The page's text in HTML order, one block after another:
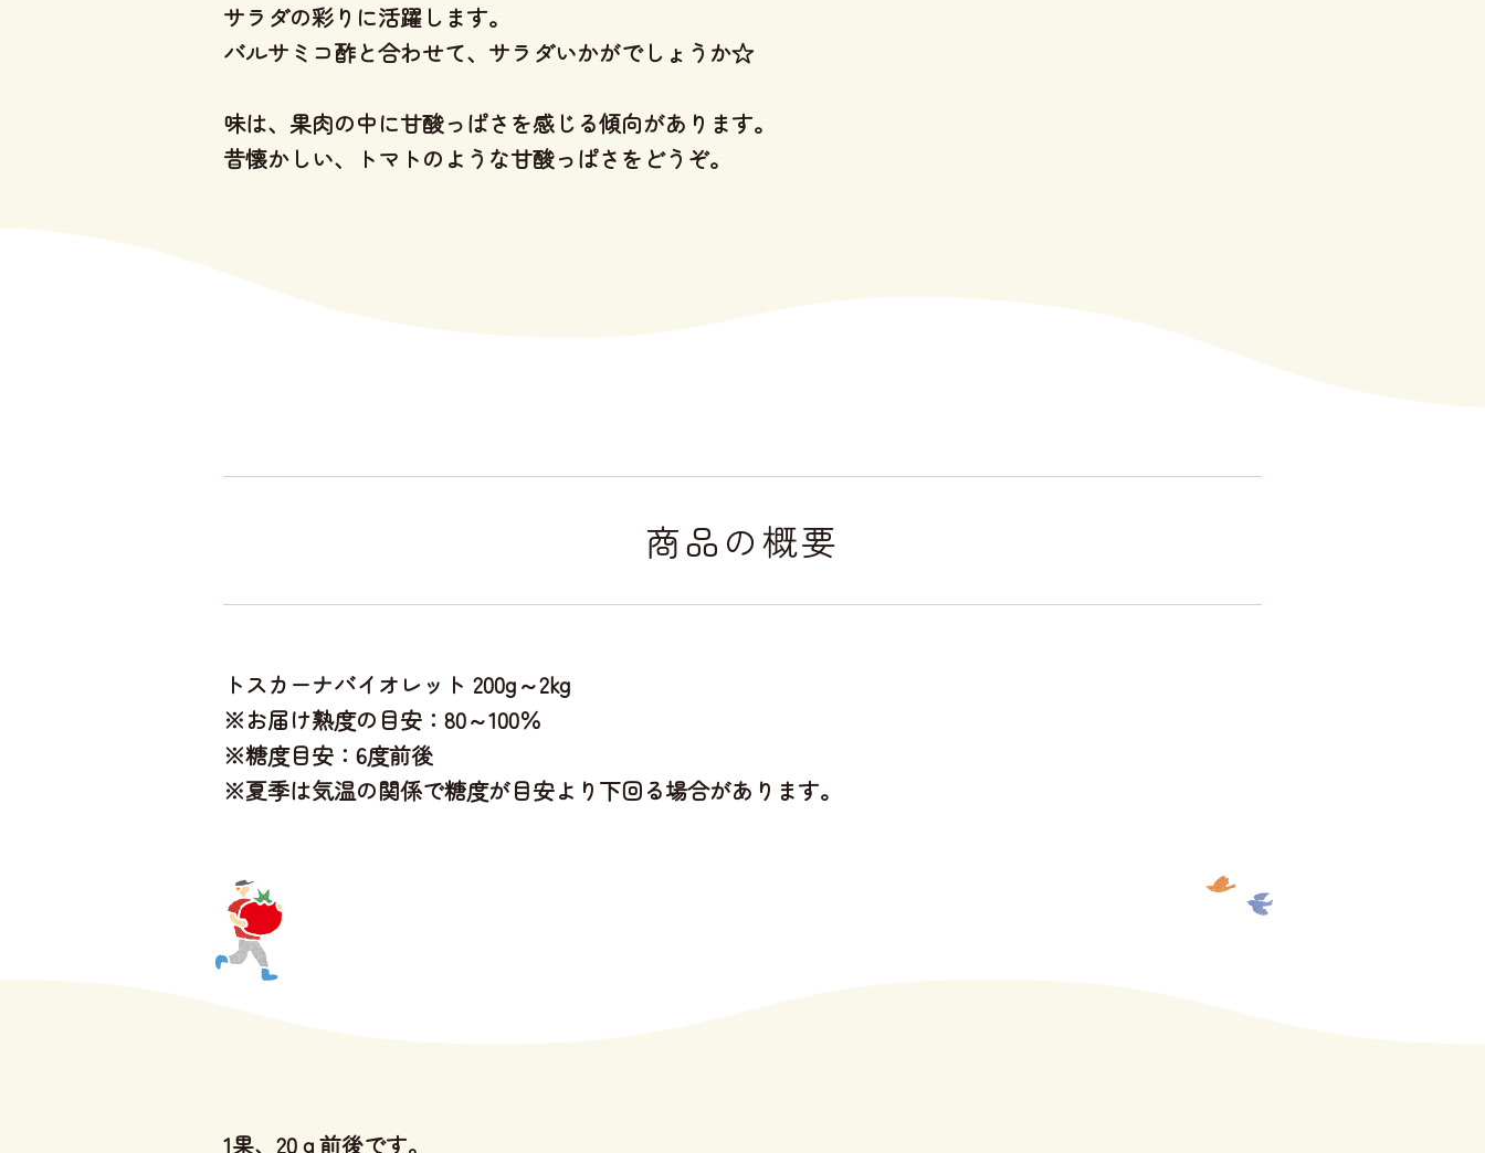
サラダの彩りに活躍します。
バルサミコ酢と合わせて、サラダいかがでしょうか☆
味は、果肉の中に甘酸っぱさを感じる傾向があります。
昔懐かしい、トマトのような甘酸っぱさをどうぞ。
商品の概要
トスカーナバイオレット 200g～2kg
※お届け熟度の目安：80～100％
※糖度目安：6度前後
※夏季は気温の関係で糖度が目安より下回る場合があります。
1果、20ｇ前後です。